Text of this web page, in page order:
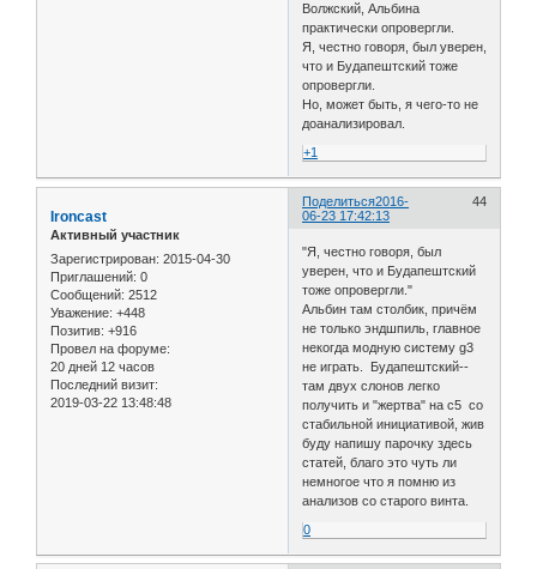
Волжский, Альбина
практически опровергли.
Я, честно говоря, был уверен,
что и Будапештский тоже
опровергли.
Но, может быть, я чего-то не
доанализировал.
+1
Поделиться 44
2016-
06-23 17:42:13
Ironcast
Активный участник
Зарегистрирован: 2015-04-30
Приглашений: 0
Сообщений: 2512
Уважение: +448
Позитив: +916
Провел на форуме:
20 дней 12 часов
Последний визит:
2019-03-22 13:48:48
"Я, честно говоря, был
уверен, что и Будапештский
тоже опровергли."
Альбин там столбик, причём
не только эндшпиль, главное
некогда модную систему g3
не играть. Будапештский--
там двух слонов легко
получить и "жертва" на с5 со
стабильной инициативой, жив
буду напишу парочку здесь
статей, благо это чуть ли
немногое что я помню из
анализов со старого винта.
0